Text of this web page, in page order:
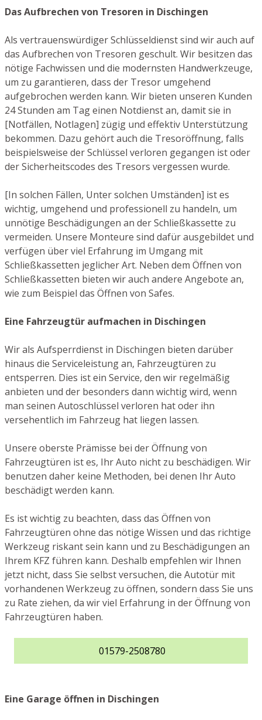
Das Aufbrechen von Tresoren in Dischingen
Als vertrauenswürdiger Schlüsseldienst sind wir auch auf
das Aufbrechen von Tresoren geschult. Wir besitzen das
nötige Fachwissen und die modernsten Handwerkzeuge,
um zu garantieren, dass der Tresor umgehend
aufgebrochen werden kann. Wir bieten unseren Kunden
24 Stunden am Tag einen Notdienst an, damit sie in
[Notfällen, Notlagen] zügig und effektiv Unterstützung
bekommen. Dazu gehört auch die Tresoröffnung, falls
beispielsweise der Schlüssel verloren gegangen ist oder
der Sicherheitscodes des Tresors vergessen wurde.
[In solchen Fällen, Unter solchen Umständen] ist es
wichtig, umgehend und professionell zu handeln, um
unnötige Beschädigungen an der Schließkassette zu
vermeiden. Unsere Monteure sind dafür ausgebildet und
verfügen über viel Erfahrung im Umgang mit
Schließkassetten jeglicher Art. Neben dem Öffnen von
Schließkassetten bieten wir auch andere Angebote an,
wie zum Beispiel das Öffnen von Safes.
Eine Fahrzeugtür aufmachen in Dischingen
Wir als Aufsperrdienst in Dischingen bieten darüber
hinaus die Serviceleistung an, Fahrzeugtüren zu
entsperren. Dies ist ein Service, den wir regelmäßig
anbieten und der besonders dann wichtig wird, wenn
man seinen Autoschlüssel verloren hat oder ihn
versehentlich im Fahrzeug hat liegen lassen.
Unsere oberste Prämisse bei der Öffnung von
Fahrzeugtüren ist es, Ihr Auto nicht zu beschädigen. Wir
benutzen daher keine Methoden, bei denen Ihr Auto
beschädigt werden kann.
Es ist wichtig zu beachten, dass das Öffnen von
Fahrzeugtüren ohne das nötige Wissen und das richtige
Werkzeug riskant sein kann und zu Beschädigungen an
Ihrem KFZ führen kann. Deshalb empfehlen wir Ihnen
jetzt nicht, dass Sie selbst versuchen, die Autotür mit
vorhandenen Werkzeug zu öffnen, sondern dass Sie uns
zu Rate ziehen, da wir viel Erfahrung in der Öffnung von
Fahrzeugtüren haben.
01579-2508780
Eine Garage öffnen in Dischingen